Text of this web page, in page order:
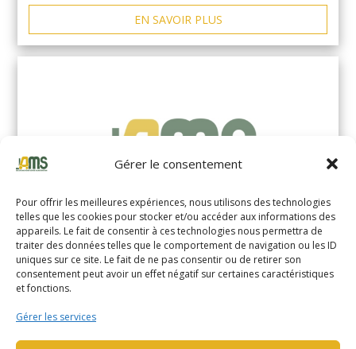
Gérer le consentement
Pour offrir les meilleures expériences, nous utilisons des technologies
telles que les cookies pour stocker et/ou accéder aux informations des
appareils. Le fait de consentir à ces technologies nous permettra de
traiter des données telles que le comportement de navigation ou les ID
uniques sur ce site. Le fait de ne pas consentir ou de retirer son
consentement peut avoir un effet négatif sur certaines caractéristiques
et fonctions.
Gérer les services
EN SAVOIR PLUS
YALE MS14XIL (2510)